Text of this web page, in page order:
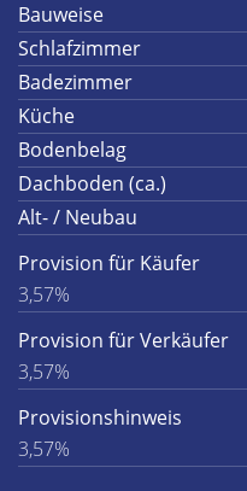
Bauweise
Schlafzimmer
Badezimmer
Küche
Bodenbelag
Dachboden (ca.)
Alt- / Neubau
Provision für Käufer
3,57%
Provision für Verkäufer
3,57%
Provisionshinweis
3,57%